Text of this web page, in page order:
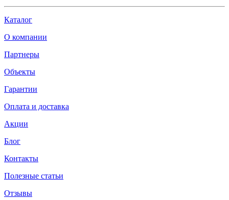
Каталог
О компании
Партнеры
Объекты
Гарантии
Оплата и доставка
Акции
Блог
Контакты
Полезные статьи
Отзывы